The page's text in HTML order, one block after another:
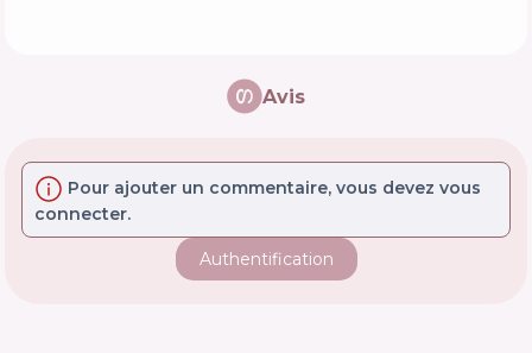
Avis
Pour ajouter un commentaire, vous devez vous
connecter.
Authentification